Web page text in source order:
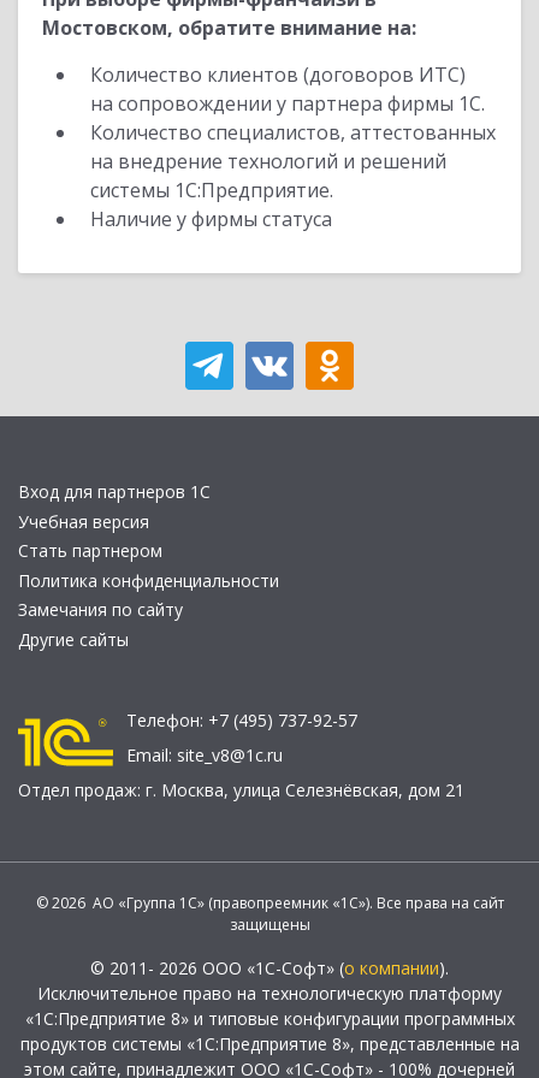
Мостовском, обратите внимание на:
Количество клиентов (договоров ИТС)
на сопровождении у партнера фирмы 1С.
Количество специалистов, аттестованных
на внедрение технологий и решений
системы 1С:Предприятие.
Наличие у фирмы статуса
Вход для партнеров 1С
Учебная версия
Стать партнером
Политика конфиденциальности
Замечания по сайту
Другие сайты
Телефон: +7 (495) 737-92-57
Email: site_v8@1c.ru
Отдел продаж: г. Москва, улица Селезнёвская, дом 21
© 2026 АО «Группа 1С» (правопреемник «1С»). Все права на сайт
защищены
© 2011- 2026 ООО «1С-Софт» (о компании).
Исключительное право на технологическую платформу
«1С:Предприятие 8» и типовые конфигурации программных
продуктов системы «1С:Предприятие 8», представленные на
этом сайте, принадлежит ООО «1С-Софт» - 100% дочерней